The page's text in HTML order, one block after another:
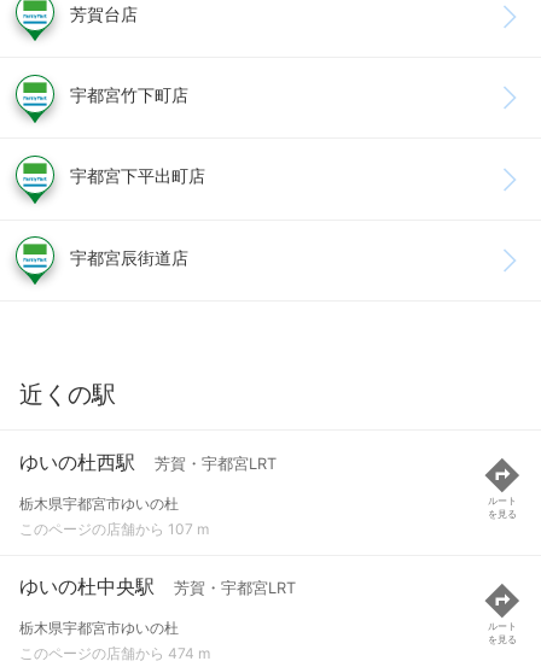
芳賀台店
宇都宮竹下町店
宇都宮下平出町店
宇都宮辰街道店
近くの駅
ゆいの杜西駅 芳賀・宇都宮LRT
栃木県宇都宮市ゆいの杜
このページの店舗から 107 m
ルート
を見る
ゆいの杜中央駅 芳賀・宇都宮LRT
栃木県宇都宮市ゆいの杜
このページの店舗から 474 m
ルート
を見る